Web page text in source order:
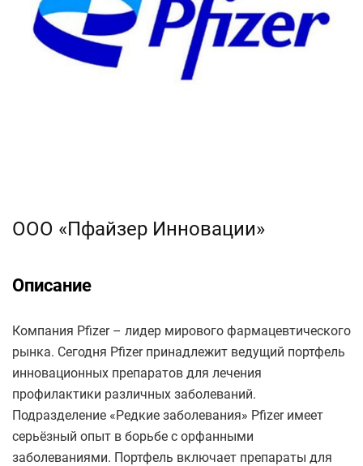
ООО «Пфайзер Инновации»
Описание
Компания Pfizer – лидер мирового фармацевтического
рынка. Сегодня Pfizer принадлежит ведущий портфель
инновационных препаратов для лечения
профилактики различных заболеваний.
Подразделение «Редкие заболевания» Pfizer имеет
серьёзный опыт в борьбе с орфанными
заболеваниями. Портфель включает препараты для